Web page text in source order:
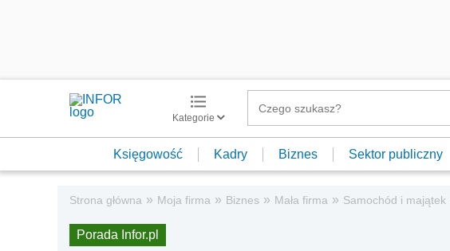
Kategorie
Księgowość Kadry Biznes Sektor publiczny
Strona główna » Moja firma » Biznes » Mała firma » Samochód i majątek
Porada Infor.pl